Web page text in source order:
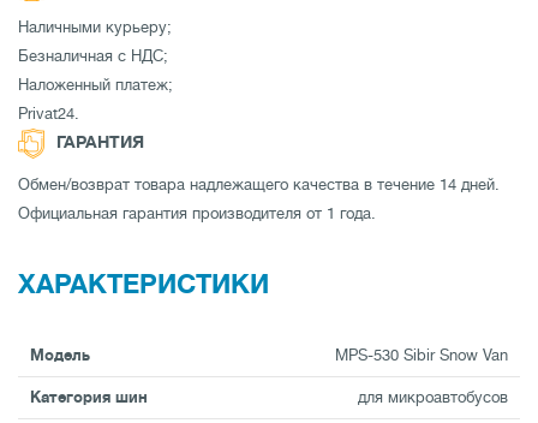
Наличными курьеру;
Безналичная с НДС;
Наложенный платеж;
Privat24.
ГАРАНТИЯ
Обмен/возврат товара надлежащего качества в течение 14 дней.
Официальная гарантия производителя от 1 года.
ХАРАКТЕРИСТИКИ
Модель MPS-530 Sibir Snow Van
Категория шин для микроавтобусов